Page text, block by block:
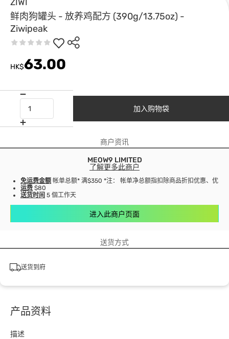
ZIWI
鲜肉狗罐头 - 放养鸡配方 (390g/13.75oz) -
Ziwipeak
HK$63.00
加入购物袋
商户资讯
MEOW9 LIMITED
了解更多此商户
免运费金额 帐单总额* 满$350 *注： 帐单净总额指扣除商品折扣优惠、优惠
运费 $80
送货时间 5 個工作天
进入此商户页面
送货方式
送货到府
产品资料
描述